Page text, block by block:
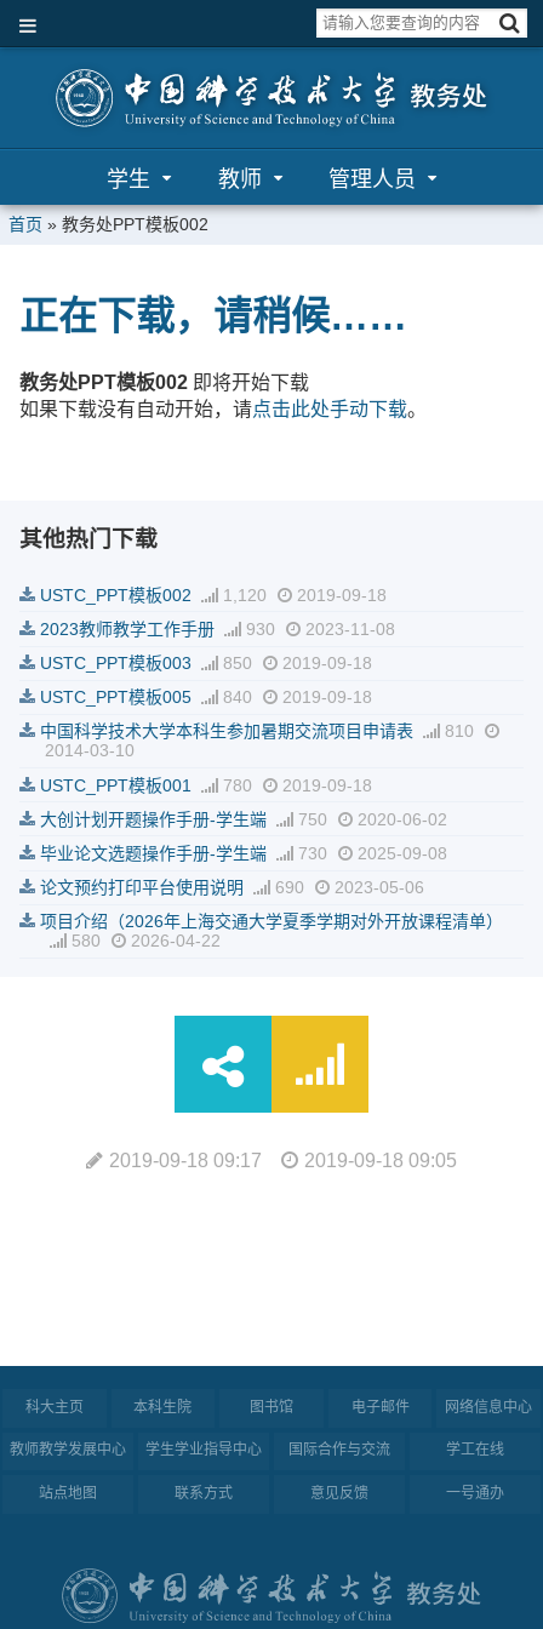
学生 教师 管理人员
首页 » 教务处PPT模板002
正在下载，请稍候……
教务处PPT模板002 即将开始下载
如果下载没有自动开始，请点击此处手动下载。
其他热门下载
USTC_PPT模板002 1,120
2019-09-18
2023教师教学工作手册
930
2023-11-08
USTC_PPT模板003
850
2019-09-18
USTC_PPT模板005
840
2019-09-18
中国科学技术大学本科生参加暑期交流项目申请表
810
2014-03-10
USTC_PPT模板001
780
2019-09-18
大创计划开题操作手册-学生端
750
2020-06-02
毕业论文选题操作手册-学生端
730
2025-09-08
论文预约打印平台使用说明
690
2023-05-06
项目介绍（2026年上海交通大学夏季学期对外开放课程清单）
580
2026-04-22
2019-09-18 09:17 2019-09-18 09:05
科大主页 本科生院 图书馆 电子邮件 网络信息中心
教师教学发展中心 学生学业指导中心 国际合作与交流 学工在线
站点地图 联系方式 意见反馈 一号通办